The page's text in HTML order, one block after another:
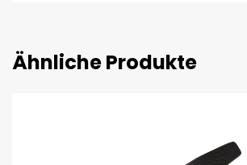
Ähnliche Produkte